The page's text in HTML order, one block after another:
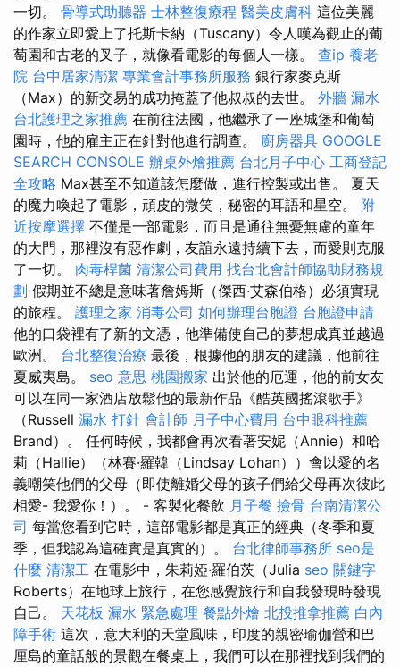
一切。 骨導式助聽器 士林整復療程 醫美皮膚科 這位美麗
的作家立即愛上了托斯卡納（Tuscany）令人嘆為觀止的葡
萄園和古老的叉子，就像看電影的每個人一樣。 查ip 養老
院 台中居家清潔 專業會計事務所服務 銀行家麥克斯
（Max）的新交易的成功掩蓋了他叔叔的去世。 外牆 漏水
台北護理之家推薦 在前往法國，他繼承了一座城堡和葡萄
園時，他的雇主正在針對他進行調查。 廚房器具 GOOGLE
SEARCH CONSOLE 辦桌外燴推薦 台北月子中心 工商登記
全攻略 Max甚至不知道該怎麼做，進行控製或出售。 夏天
的魔力喚起了電影，頑皮的微笑，秘密的耳語和星空。 附
近按摩選擇 不僅是一部電影，而且是通往無憂無慮的童年
的大門，那裡沒有惡作劇，友誼永遠持續下去，而愛則克服
了一切。 肉毒桿菌 清潔公司費用 找台北會計師協助財務規
劃 假期並不總是意味著詹姆斯（傑西·艾森伯格）必須實現
的旅程。 護理之家 消毒公司 如何辦理台胞證 台胞證申請
他的口袋裡有了新的文憑，他準備使自己的夢想成真並越過
歐洲。 台北整復治療 最後，根據他的朋友的建議，他前往
夏威夷島。 seo 意思 桃園搬家 出於他的厄運，他的前女友
可以在同一家酒店放鬆他的最新作品《酷英國搖滾歌手》
（Russell 漏水 打針 會計師 月子中心費用 台中眼科推薦
Brand）。 任何時候，我都會再次看著安妮（Annie）和哈
莉（Hallie）（林賽·羅韓（Lindsay Lohan））會以愛的名
義嘲笑他們的父母（即使離婚父母的孩子們給父母再次彼此
相愛- 我愛你！）。 - 客製化餐飲 月子餐 撿骨 台南清潔公
司 每當您看到它時，這部電影都是真正的經典（冬季和夏
季，但我認為這確實是真實的）。 台北律師事務所 seo是
什麼 清潔工 在電影中，朱莉婭·羅伯茨（Julia seo 關鍵字
Roberts）在地球上旅行，在您感覺旅行和自我發現時發現
自己。 天花板 漏水 緊急處理 餐點外燴 北投推拿推薦 白內
障手術 這次，意大利的天堂風味，印度的親密瑜伽營和巴
厘島的童話般的景觀在餐桌上，我們可以在那裡找到我們的